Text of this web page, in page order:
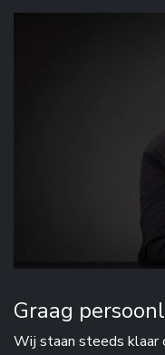
Graag
Wij staan steeds klaar